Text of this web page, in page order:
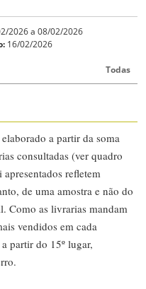
2026 a 08/02/2026
16/02/2026
Todas
a partir da soma
consultadas (ver quadro
refletem
de uma amostra e não do
Como as livrarias mandam
vendidos em cada
partir do 15º lugar,